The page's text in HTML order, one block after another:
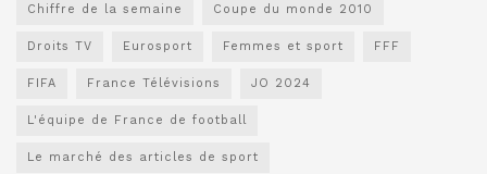
Chiffre de la semaine Coupe du monde 2010
Droits TV Eurosport Femmes et sport FFF
FIFA France Télévisions JO 2024
L'équipe de France de football
Le marché des articles de sport